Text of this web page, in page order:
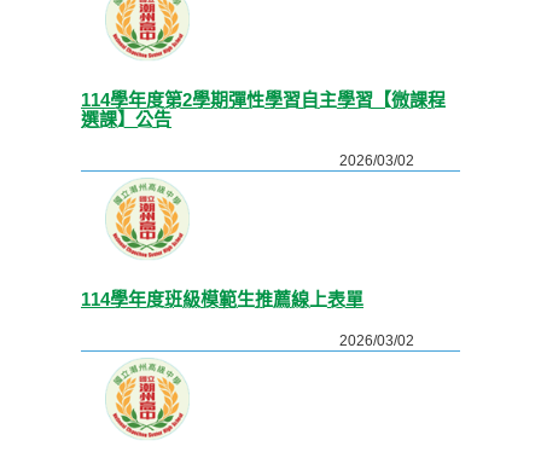
114學年度第2學期彈性學習自主學習【微課程
選課】公告
2026/03/02
114學年度班級模範生推薦線上表單
2026/03/02